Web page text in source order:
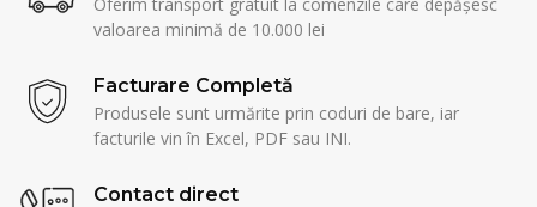
valoarea minimă de 10.000 lei
Facturare Completă
Produsele sunt urmărite prin coduri de bare, iar
facturile vin în Excel, PDF sau INI.
Contact direct